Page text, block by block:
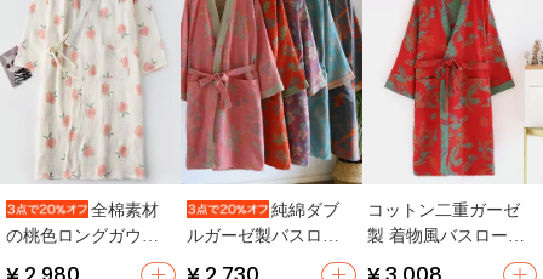
全棉素材
の桃色ロングガウン
【春秋夏用・二重構
純綿ダブ
ルガーゼ製バスロー
コットン二重ガーゼ
製 着物風バスローブ
【秋春用・フラワー